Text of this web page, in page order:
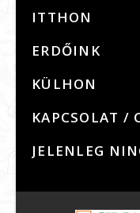
ITTHON
ERDŐINK
KÜLHON
KAPCSOLAT /
JELENLEG